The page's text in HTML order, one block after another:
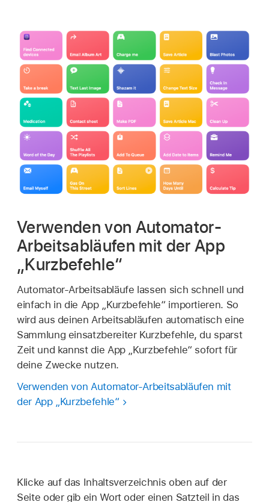
Verwenden von Automator-
Arbeitsabläufen mit der App
„Kurzbefehle“
Automator-Arbeitsabläufe lassen sich schnell und
einfach in die App „Kurzbefehle“ importieren. So
wird aus deinen Arbeitsabläufen automatisch eine
Sammlung einsatzbereiter Kurzbefehle, du sparst
Zeit und kannst die App „Kurzbefehle“ sofort für
deine Zwecke nutzen.
Verwenden von Automator-Arbeitsabläufen mit
der App „Kurzbefehle“
Klicke auf das Inhaltsverzeichnis oben auf der
Seite oder gib ein Wort oder einen Satzteil in das